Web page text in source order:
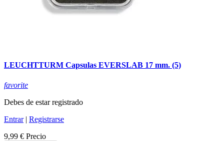
LEUCHTTURM Capsulas EVERSLAB 17 mm. (5)
favorite
Debes de estar registrado
Entrar| Registrarse
9,99 € Precio